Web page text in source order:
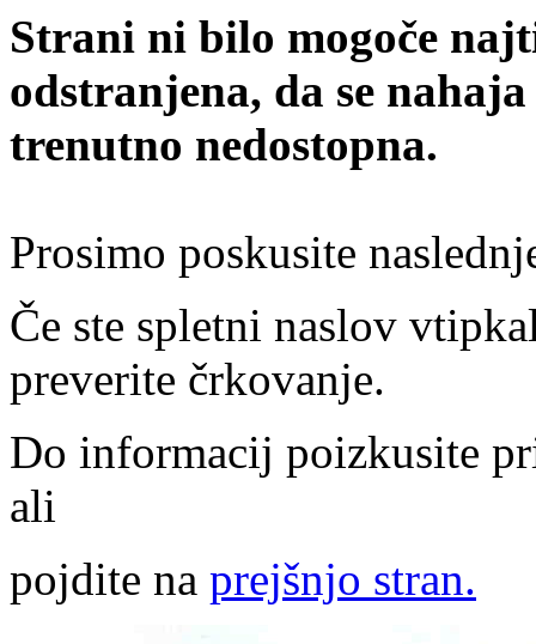
Strani ni bilo mogoče
odstranjena, da se
trenutno nedostopna.
Prosimo poskusite
Če ste spletni naslov
preverite črkovanje.
Do informacij poizkusite
ali
pojdite na prejšnjo stran.